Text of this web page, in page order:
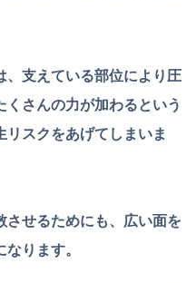
、支えている部位により圧
さんの力が加わるという
リスクをあげてしまいま
させるためにも、広い面を
ります。